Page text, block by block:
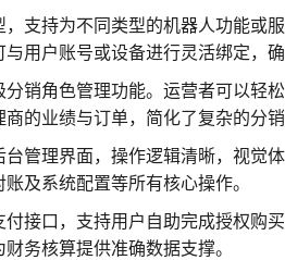
，支持为不同类型的机器人功能或
用户账号或设备进行灵活绑定，
分销角色管理功能。运营者可以轻
的业绩与订单，简化了复杂的分销
台管理界面，操作逻辑清晰，视觉
及系统配置等所有核心操作。
付接口，支持用户自助完成授权购
务核算提供准确数据支撑。